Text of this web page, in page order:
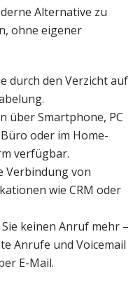
Alternative zu
ohne eigener
durch den Verzicht auf
über Smartphone, PC
oder im Home-
verfügbar.
Verbindung von
wie CRM oder
keinen Anruf mehr –
Anrufe und Voicemail
E-Mail.